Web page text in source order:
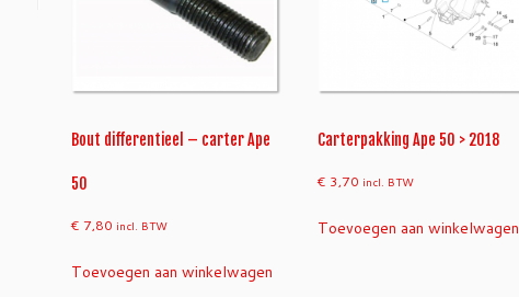
Bout differentieel – carter Ape
50
€ 7,80 incl. BTW
Toevoegen aan winkelwagen
Carterpakking Ape 50 > 2018
€ 3,70 incl. BTW
Toevoegen aan winkelwagen